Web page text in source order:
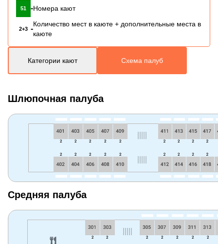
51 -Номера кают
2+3 -
Количество мест в каюте + дополнительные места в
каюте
Категории кают Схема палуб
Шлюпочная палуба
Средняя палуба